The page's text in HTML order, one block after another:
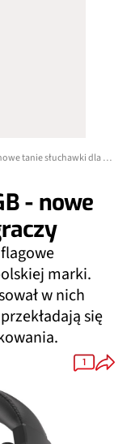
Genesis Neon 750 RGB - nowe tanie słuchawki dla graczy
- nowe
marki.
w nich
się
1